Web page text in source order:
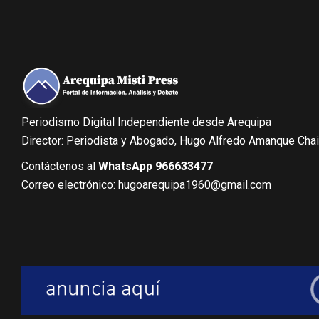
Periodismo Digital Independiente desde Arequipa
Director: Periodista y Abogado, Hugo Alfredo Amanque
Contáctenos al WhatsApp 966633477
Correo electrónico: hugoarequipa1960@gmail.com